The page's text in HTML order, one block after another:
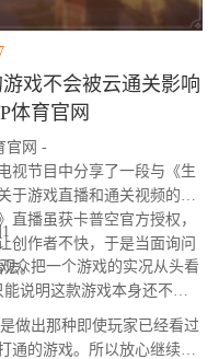
戏不会被云通关影响
体育官网
官网 -
节目中分享了一段与《生
于游戏直播和通关视频的看
直播虽获卡普空官方授权，
创作者不快，于是当面询问
法。把一个游戏的实况从头看
说明这款游戏本身还不够
出那种即使玩家已经看过
通的游戏。所以放心继续直